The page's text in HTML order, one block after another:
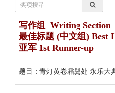
写作组 Writing Section
最佳标题 (中文组) Best
亚军 1st Runner-up
题目：青灯黄卷霜鬓处 永乐大